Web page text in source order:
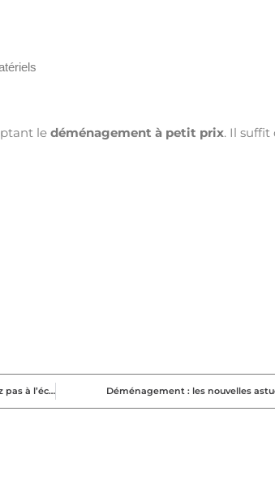
le déménagement à petit prix. Il suffit
Des conseils pour réussir dans l’immobilier que vous n’apprendrez pas à l’école Déménagement : les nouvelles